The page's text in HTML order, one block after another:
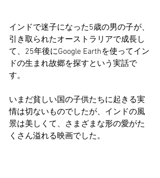
インドで迷子になった5歳の男の子が、
引き取られたオーストラリアで成長し
て、25年後にGoogle Earthを使ってイン
ドの生まれ故郷を探すという実話で
す。
いまだ貧しい国の子供たちに起きる実
情は切ないものでしたが、インドの風
景は美しくて、さまざまな形の愛がた
くさん溢れる映画でした。